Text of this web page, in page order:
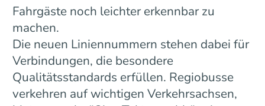
Fahrgäste noch leichter erkennbar zu
machen.
Die neuen Liniennummern stehen dabei für
Verbindungen, die besondere
Qualitätsstandards erfüllen. Regiobusse
verkehren auf wichtigen Verkehrsachsen,